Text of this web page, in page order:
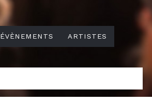
ÉVÈNEMENTS ARTISTES